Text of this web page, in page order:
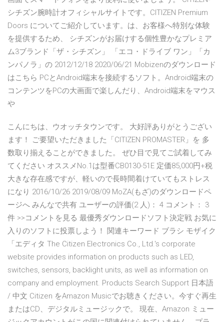
シチズン腕時計オフィシャルサイトです。CITIZEN Premium
Doors についてご紹介しています。は、お客様へ特別な体験
を提供するため、 シチズンがお届けする個性豊かなプレミア
ム3ブランド「ザ・シチズン」 「エコ・ドライブ ワン」「カ
ンパノラ」の 2012/12/18 2020/06/21 Mobizenのダウンロード
はこちら PCとAndroid端末を接続するソフト。Android端末の
コンテンツをPCの大画面で楽しんだり、Android端末をマウス
や
こんにちは、ウオッチタウンです。 大好評ありがとうござい
ます！ ご要望いただきました「CITIZEN PROMASTER」を 多
数取り揃えることができました。 ぜひ目で見てご試着してみ
てください オススメNo.1は型番CB0130-51E 定価85,000円+税
大きな存在感ですが、軽いので長時間着けていてもストレス
になり 2016/10/26 2019/08/09 MoZA(もざ)のダウンロードペ
ージへ みんなで共有 ユーザーの評価(2 人)： 4 コメント： 3
件 >>コメントを見る 最優秀ダウンロードソフト決定戦 お気に
入りのソフトに投票しよう！ 関連キーワード ブラシ モザイク
「エディタ The Citizen Electronics Co., Ltd.'s corporate
website provides information on products such as LED,
switches, sensors, backlight units, as well as information on
company and employment. Products Search Support 日本語
/ 中文 Citizen をAmazon Musicでお聴きください。今すぐ再生
またはCD、デジタルミュージックで。 現在、Amazon ミュー